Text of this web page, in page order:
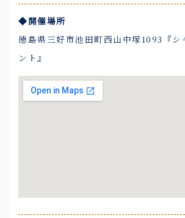
◆開催場所
徳島県三好市池田町西山中塚1093『シ
ント』